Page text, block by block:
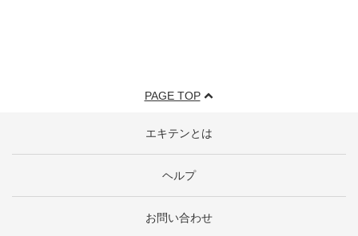
PAGE TOP
エキテンとは
ヘルプ
お問い合わせ